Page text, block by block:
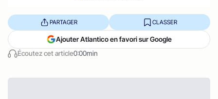
Écoutez cet article0:00min
PARTAGER CLASSER
Ajouter Atlantico en favori sur Google